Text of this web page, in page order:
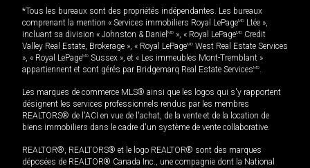
*Tous les bureaux sont des propriétés indépendantes. Les bureaux
comprenant la mention « Services immobiliers Royal LePageMD Ltée »,
incluant sa division « Johnston & Daniel MD », « Royal LePageMD Credit
Valley Real Estate, Brokerage », « Royal LePageMD West Real Estate Services
», « Royal LePageMD Sussex », et « Les immeubles Mont-Tremblant »
appartiennent et sont gérés par Bridgemarq Real Estate ServicesMD.
Les marques de commerce MLS® ainsi que les logos qui s'y rapportent
désignent les services professionnels rendus par les membres
REALTORS® de l'ACI en vue de l'achat, de la vente et de la location de
biens immobiliers dans le cadre d'un système de vente collaborative.
REALTOR®, REALTORS® et le logo REALTOR® sont des marques
déposées de REALTOR® Canada Inc., une compagnie dont la National